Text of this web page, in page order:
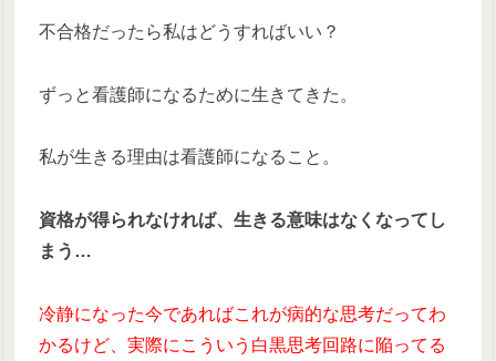
不合格だったら私はどうすればいい？
ずっと看護師になるために生きてきた。
私が生きる理由は看護師になること。
資格が得られなければ、生きる意味はなくなってし
まう…
冷静になった今であればこれが病的な思考だってわ
かるけど、実際にこういう白黒思考回路に陥ってる